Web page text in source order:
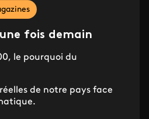
fois demain
le pourquoi du
de notre pays face